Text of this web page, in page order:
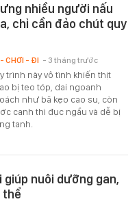
nhiều người nấu
chỉ cần đảo chút quy
trình này vô tình khiến thịt
bị teo tóp, dai ngoanh
như bã kẹo cao su, còn
canh thì đục ngầu và dễ bị
tanh.
CHƠI - ĐI - 3 tháng trước
giúp nuôi dưỡng gan,
thể